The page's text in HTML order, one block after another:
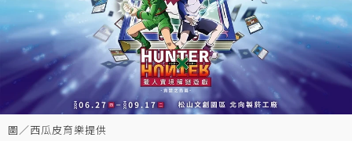
圖／西瓜皮育樂提供